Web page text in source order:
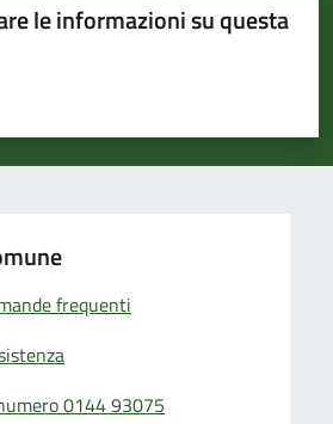
le informazioni su questa
5 stelle su 5
su 5
su 5
5
frequenti
0144 93075